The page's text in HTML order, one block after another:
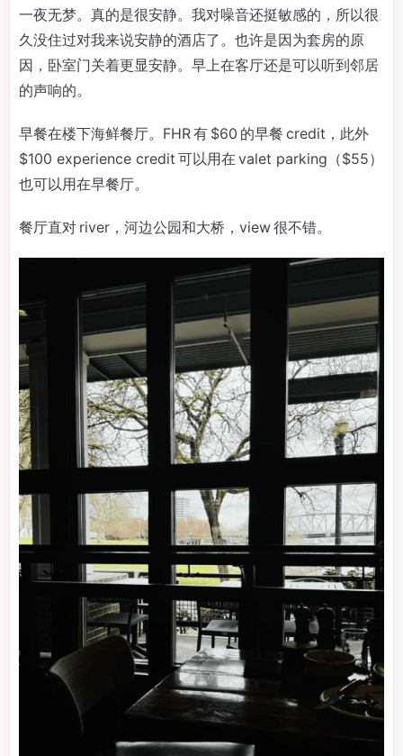
一夜无梦。真的是很安静。我对噪音还挺敏感的，所以很
久没住过对我来说安静的酒店了。也许是因为套房的原
因，卧室门关着更显安静。早上在客厅还是可以听到邻居
的声响的。
早餐在楼下海鲜餐厅。FHR 有 $60 的早餐 credit，此外
$100 experience credit 可以用在 valet parking（$55）
也可以用在早餐厅。
餐厅直对 river，河边公园和大桥，view 很不错。